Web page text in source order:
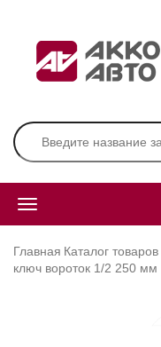
Главная Каталог товаров
ключ вороток 1/2 250